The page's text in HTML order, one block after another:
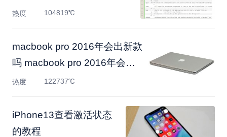
热度 104819℃
macbook pro 2016年会出新款
吗 macbook pro 2016年会变
轻
热度 122737℃
​iPhone13查看激活状态
的教程